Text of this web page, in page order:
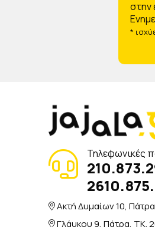
στην
*
Τηλεφωνικές
Ακτή Δυμαίων 10,
Γλάυκου 9, Πάτρα, TK.